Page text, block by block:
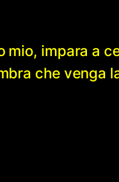
mio, impara a
che venga